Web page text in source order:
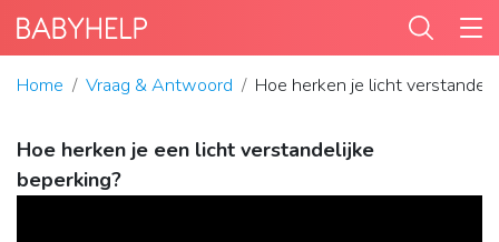
Home Vraag & Antwoord Hoe herken je licht
Hoe herken je een licht verstandelijke
beperking?